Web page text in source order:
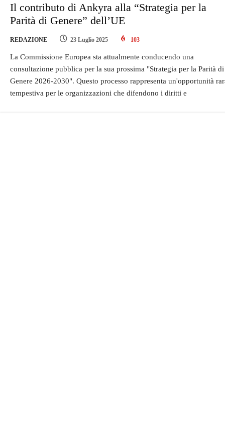
Il contributo di Ankyra alla “Strategia per la
Parità di Genere” dell’UE
REDAZIONE 23 Luglio 2025 103
La Commissione Europea sta attualmente conducendo una
consultazione pubblica per la sua prossima "Strategia per la Parità di
Genere 2026-2030". Questo processo rappresenta un'opportunità
tempestiva per le organizzazioni che difendono i diritti e